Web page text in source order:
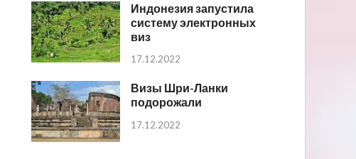
Индонезия запустила
систему электронных
виз
17.12.2022
Визы Шри-Ланки
подорожали
17.12.2022